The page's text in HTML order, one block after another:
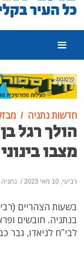
פרסומת
חדשות נתניה
מצבו בינוני
רביעי, 10 מאי 2023 /
בשעות הצהריים
בנתניה. חובשים
לבי"ח לניאדו, גבר כבן 29 במצב בינוני עם חבלות